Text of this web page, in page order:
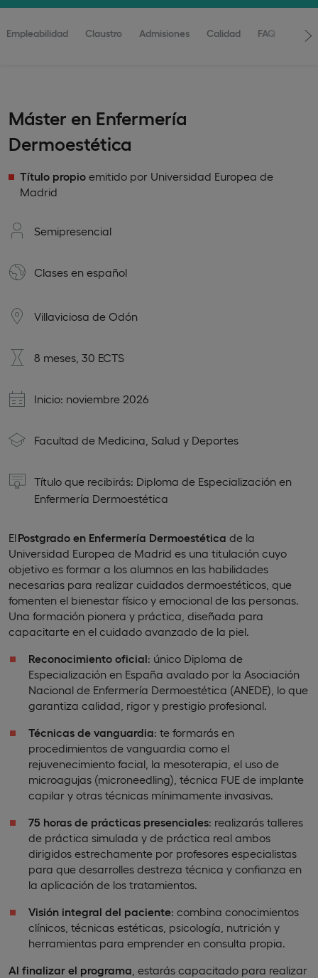
Empleabilidad Claustro Admisiones Calidad FAQ
Máster en Enfermería
Dermoestética
Título propio emitido por Universidad Europea de
Madrid
Semipresencial
Clases en español
Villaviciosa de Odón
8 meses, 30 ECTS
Inicio: noviembre 2026
Facultad de Medicina, Salud y Deportes
Título que recibirás: Diploma de Especialización en
Enfermería Dermoestética
ElPostgrado en Enfermería Dermoestética de la
Universidad Europea de Madrid es una titulación cuyo
objetivo es formar a los alumnos en las habilidades
necesarias para realizar cuidados dermoestéticos, que
fomenten el bienestar físico y emocional de las personas.
Una formación pionera y práctica, diseñada para
capacitarte en el cuidado avanzado de la piel.
Reconocimiento oficial: único Diploma de
Especialización en España avalado por la Asociación
Nacional de Enfermería Dermoestética (ANEDE), lo que
garantiza calidad, rigor y prestigio profesional.
Técnicas de vanguardia: te formarás en
procedimientos de vanguardia como el
rejuvenecimiento facial, la mesoterapia, el uso de
microagujas (microneedling), técnica FUE de implante
capilar y otras técnicas mínimamente invasivas.
75 horas de prácticas presenciales: realizarás talleres
de práctica simulada y de práctica real ambos
dirigidos estrechamente por profesores especialistas
para que desarrolles destreza técnica y confianza en
la aplicación de los tratamientos.
Visión integral del paciente: combina conocimientos
clínicos, técnicas estéticas, psicología, nutrición y
herramientas para emprender en consulta propia.
Al finalizar el programa , estarás capacitado para realizar